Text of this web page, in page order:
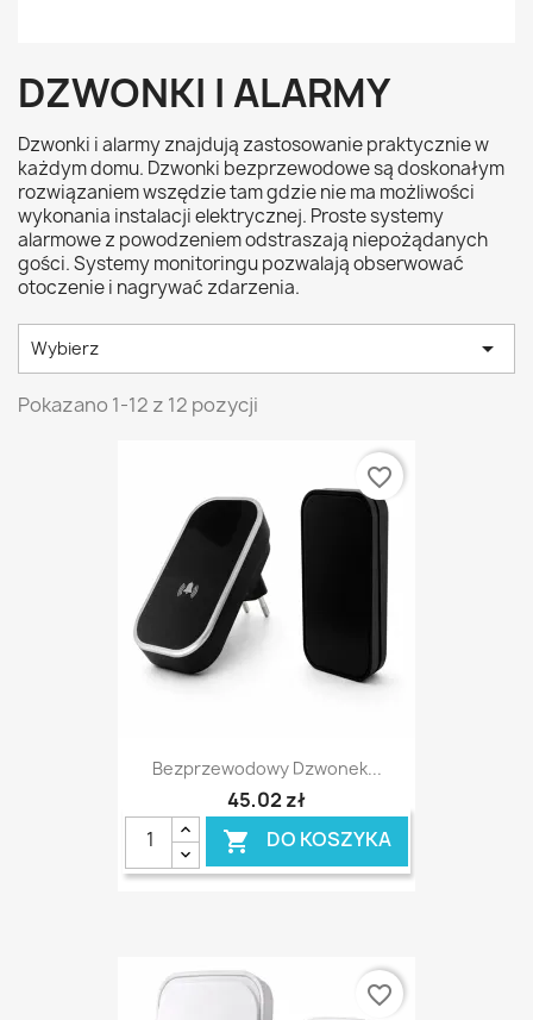
DZWONKI I ALARMY
Dzwonki i alarmy znajdują zastosowanie praktycznie w
każdym domu. Dzwonki bezprzewodowe są doskonałym
rozwiązaniem wszędzie tam gdzie nie ma możliwości
wykonania instalacji elektrycznej. Proste systemy
alarmowe z powodzeniem odstraszają niepożądanych
gości. Systemy monitoringu pozwalają obserwować
otoczenie i nagrywać zdarzenia.
Wybierz 
Pokazano 1-12 z 12 pozycji
Bezprzewodowy Dzwonek...
45,02 zł
 DO KOSZYKA
favorite_border
favorite_border